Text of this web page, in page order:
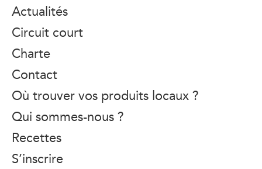
Actualités
Circuit court
Charte
Contact
Où trouver vos produits locaux ?
Qui sommes-nous ?
Recettes
S’inscrire